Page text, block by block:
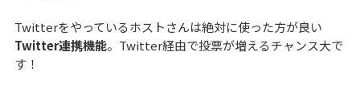
Twitterをやっているホストさんは絶対に使った方が良い
Twitter連携機能。Twitter経由で投票が増えるチャンス大で
す！